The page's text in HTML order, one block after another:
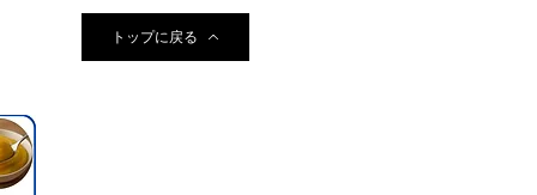
トップに戻る